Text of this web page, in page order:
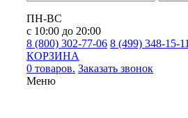
ПН-ВС
с 10:00 до 20:00
8 (800) 302-77-06 8 (499) 348-15-11
КОРЗИНА
0 товаров. Заказать звонок
Меню